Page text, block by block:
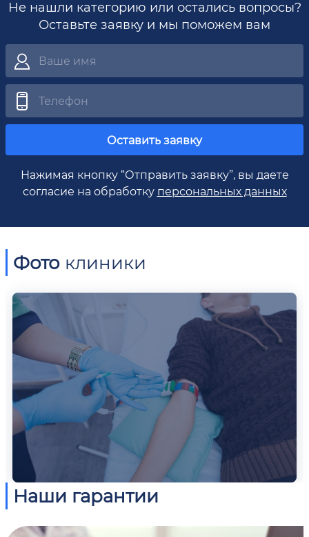
Не нашли категорию или остались вопросы?
Оставьте заявку и мы поможем вам
Оставить заявку
Нажимая кнопку “Отправить заявку”, вы даете
согласие на обработку персональных данных
Фото клиники
Наши гарантии